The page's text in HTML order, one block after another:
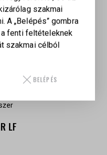
WADCUTTER
LF
szakmai
A „Belépés” gombra
fenti feltételeknek
szakmai célból
BELÉPÉS